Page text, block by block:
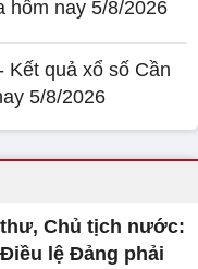
hôm nay 5/8/2026
Kết quả xổ số Cần
5/8/2026
Chủ tịch nước:
lệ Đảng phải